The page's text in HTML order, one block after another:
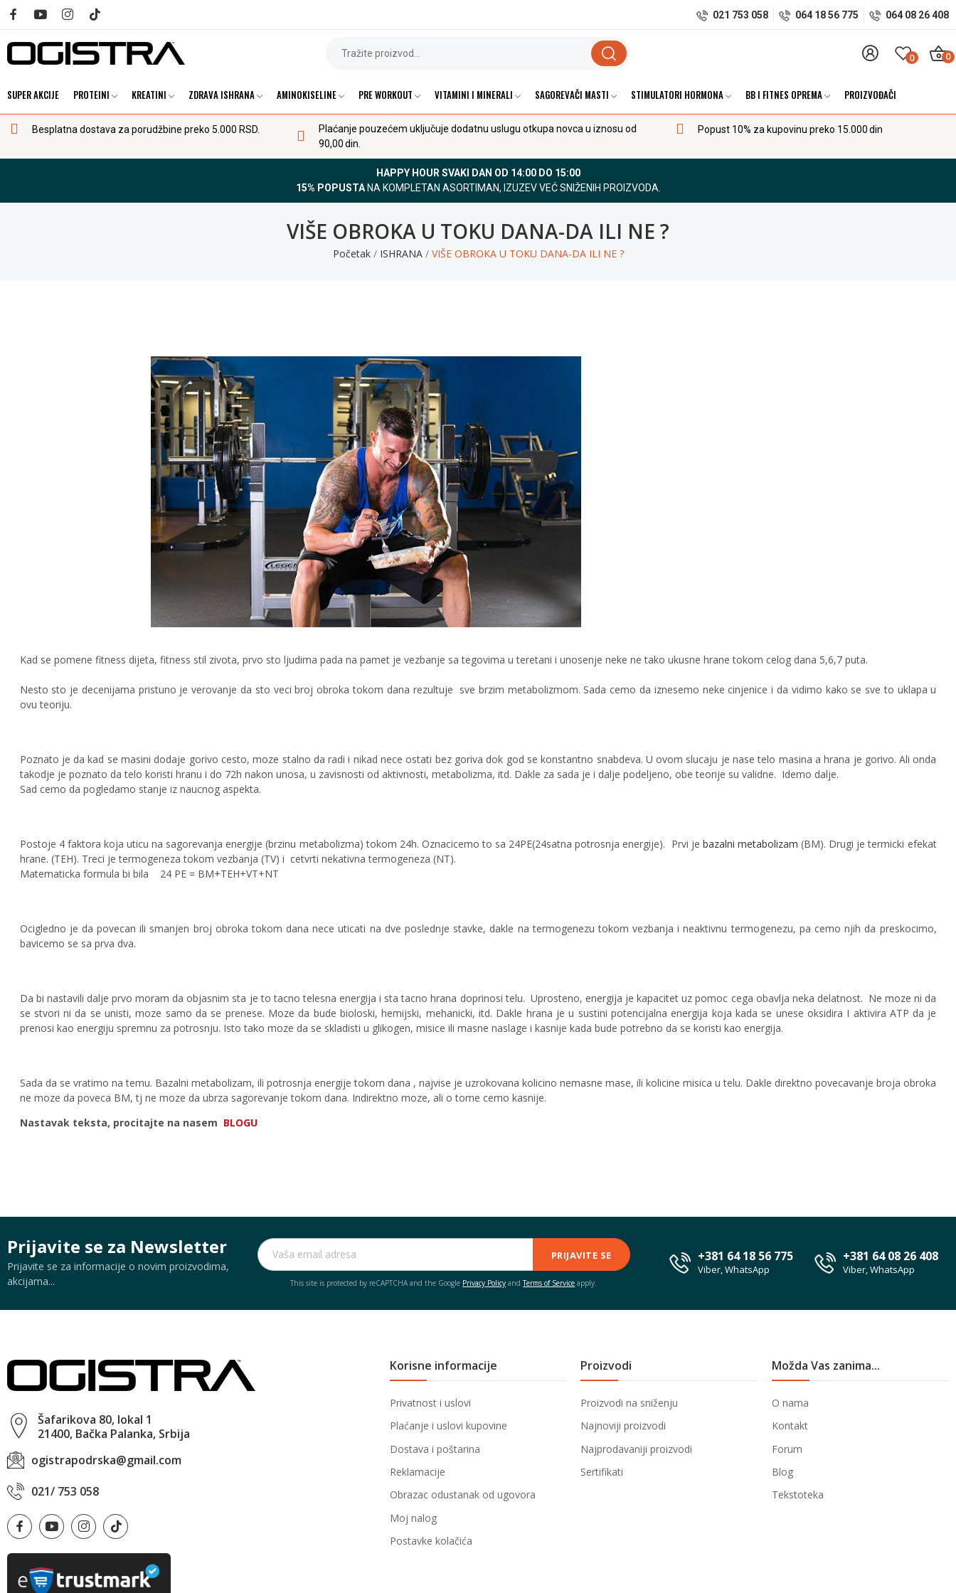
021 753 058 064 18 56 775 064 08 26 408
0 0
SUPER AKCIJE PROTEINI KREATINI ZDRAVA ISHRANA AMINOKISELINE PRE WORKOUT VITAMINI I MINERALI SAGOREVAČI MASTI STIMULATORI HORMONA BB I FITNES OPREMA PROIZVOĐAČI
Besplatna dostava za porudžbine preko 5.000 RSD.
Plaćanje pouzećem uključuje dodatnu uslugu otkupa novca u iznosu od
90,00 din.
Popust 10% za kupovinu preko 15.000 din
HAPPY HOUR SVAKI DAN OD 14:00 DO 15:00
15% POPUSTANA KOMPLETAN ASORTIMAN, IZUZEV VEĆ SNIŽENIH PROIZVODA.
VIŠE OBROKA U TOKU DANA-DA ILI NE ?
Početak ISHRANA VIŠE OBROKA U TOKU DANA-DA ILI NE ?
Kad se pomene fitness dijeta, fitness stil zivota, prvo sto ljudima pada na pamet je vezbanje sa tegovima u teretani i unosenje neke ne tako ukusne hrane tokom celog dana 5,6,7 puta.
Nesto sto je decenijama pristuno je verovanje da sto veci broj obroka tokom dana rezultuje sve brzim metabolizmom. Sada cemo da iznesemo neke cinjenice i da vidimo kako se sve to uklapa u
ovu teoriju.
Poznato je da kad se masini dodaje gorivo cesto, moze stalno da radi i nikad nece ostati bez goriva dok god se konstantno snabdeva. U ovom slucaju je nase telo masina a hrana je gorivo. Ali onda
takodje je poznato da telo koristi hranu i do 72h nakon unosa, u zavisnosti od aktivnosti, metabolizma, itd. Dakle za sada je i dalje podeljeno, obe teorije su validne. Idemo dalje.
Sad cemo da pogledamo stanje iz naucnog aspekta.
Postoje 4 faktora koja uticu na sagorevanja energije (brzinu metabolizma) tokom 24h. Oznacicemo to sa 24PE(24satna potrosnja energije). Prvi je bazalni metabolizam (BM). Drugi je termicki efekat
hrane. (TEH). Treci je termogeneza tokom vezbanja (TV) i cetvrti nekativna termogeneza (NT).
Matematicka formula bi bila 24 PE = BM+TEH+VT+NT
Ocigledno je da povecan ili smanjen broj obroka tokom dana nece uticati na dve poslednje stavke, dakle na termogenezu tokom vezbanja i neaktivnu termogenezu, pa cemo njih da preskocimo,
bavicemo se sa prva dva.
Da bi nastavili dalje prvo moram da objasnim sta je to tacno telesna energija i sta tacno hrana doprinosi telu. Uprosteno, energija je kapacitet uz pomoc cega obavlja neka delatnost. Ne moze ni da
se stvori ni da se unisti, moze samo da se prenese. Moze da bude bioloski, hemijski, mehanicki, itd. Dakle hrana je u sustini potencijalna energija koja kada se unese oksidira I aktivira ATP da je
prenosi kao energiju spremnu za potrosnju. Isto tako moze da se skladisti u glikogen, misice ili masne naslage i kasnije kada bude potrebno da se koristi kao energija.
Sada da se vratimo na temu. Bazalni metabolizam, ili potrosnja energije tokom dana , najvise je uzrokovana kolicino nemasne mase, ili kolicine misica u telu. Dakle direktno povecavanje broja obroka
ne moze da poveca BM, tj ne moze da ubrza sagorevanje tokom dana. Indirektno moze, ali o tome cemo kasnije.
Nastavak teksta, procitajte na nasem BLOGU
Prijavite se za Newsletter
Prijavite se za informacije o novim proizvodima,
akcijama...
PRIJAVITE SE
This site is protected by reCAPTCHA and the Google Privacy Policy andTerms of Service apply.
+381 64 18 56 775
Viber, WhatsApp
+381 64 08 26 408
Viber, WhatsApp
Šafarikova 80, lokal 1
21400, Bačka Palanka, Srbija
ogistrapodrska@gmail.com
021/ 753 058
Korisne informacije
Privatnost i uslovi
Plaćanje i uslovi kupovine
Dostava i poštarina
Reklamacije
Obrazac odustanak od ugovora
Moj nalog
Postavke kolačića
Proizvodi
Proizvodi na sniženju
Najnoviji proizvodi
Najprodavaniji proizvodi
Sertifikati
Možda Vas zanima...
O nama
Kontakt
Forum
Blog
Tekstoteka